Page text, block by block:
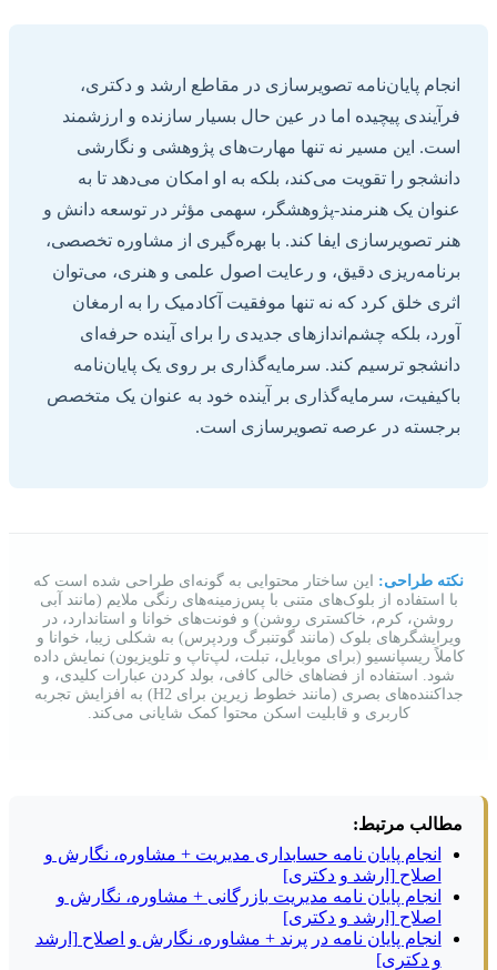
انجام پایان‌نامه تصویرسازی در مقاطع ارشد و دکتری،
فرآیندی پیچیده اما در عین حال بسیار سازنده و ارزشمند
است. این مسیر نه تنها مهارت‌های پژوهشی و نگارشی
دانشجو را تقویت می‌کند، بلکه به او امکان می‌دهد تا به
عنوان یک هنرمند-پژوهشگر، سهمی مؤثر در توسعه دانش و
هنر تصویرسازی ایفا کند. با بهره‌گیری از مشاوره تخصصی،
برنامه‌ریزی دقیق، و رعایت اصول علمی و هنری، می‌توان
اثری خلق کرد که نه تنها موفقیت آکادمیک را به ارمغان
آورد، بلکه چشم‌اندازهای جدیدی را برای آینده حرفه‌ای
دانشجو ترسیم کند. سرمایه‌گذاری بر روی یک پایان‌نامه
باکیفیت، سرمایه‌گذاری بر آینده خود به عنوان یک متخصص
برجسته در عرصه تصویرسازی است.
نکته طراحی: این ساختار محتوایی به گونه‌ای طراحی شده است که
با استفاده از بلوک‌های متنی با پس‌زمینه‌های رنگی ملایم (مانند آبی
روشن، کرم، خاکستری روشن) و فونت‌های خوانا و استاندارد، در
ویرایشگرهای بلوک (مانند گوتنبرگ وردپرس) به شکلی زیبا، خوانا و
کاملاً ریسپانسیو (برای موبایل، تبلت، لپ‌تاپ و تلویزیون) نمایش داده
شود. استفاده از فضاهای خالی کافی، بولد کردن عبارات کلیدی، و
جداکننده‌های بصری (مانند خطوط زیرین برای H2) به افزایش تجربه
کاربری و قابلیت اسکن محتوا کمک شایانی می‌کند.
مطالب مرتبط:
انجام پایان نامه حسابداری مدیریت + مشاوره، نگارش و
اصلاح [ارشد و دکتری]
انجام پایان نامه مدیریت بازرگانی + مشاوره، نگارش و
اصلاح [ارشد و دکتری]
انجام پایان نامه در پرند + مشاوره، نگارش و اصلاح [ارشد
و دکتری]